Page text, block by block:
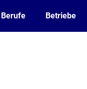
Berufe Betriebe